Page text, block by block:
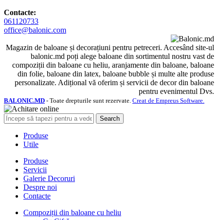
Contacte:
061120733
office@balonic.com
Magazin de baloane și decorațiuni pentru petreceri. Accesând site-ul
balonic.md poți alege baloane din sortimentul nostru vast de
compoziții din baloane cu heliu, aranjamente din baloane, baloane
din folie, baloane din latex, baloane bubble și multe alte produse
personalizate. Adițional vă oferim și servicii de decor din baloane
pentru evenimentul Dvs.
BALONIC.MD - Toate drepturile sunt rezervate. Creat de Empreus Software.
Search
Produse
Utile
Produse
Servicii
Galerie Decoruri
Despre noi
Contacte
Compoziții din baloane cu heliu